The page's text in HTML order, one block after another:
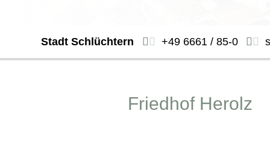
Stadt Schlüchtern +49 6661 / 85-0
Friedhof Herolz